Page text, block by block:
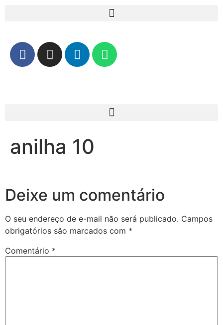
anilha 10
Deixe um comentário
O seu endereço de e-mail não será publicado. Campos
obrigatórios são marcados com *
Comentário *